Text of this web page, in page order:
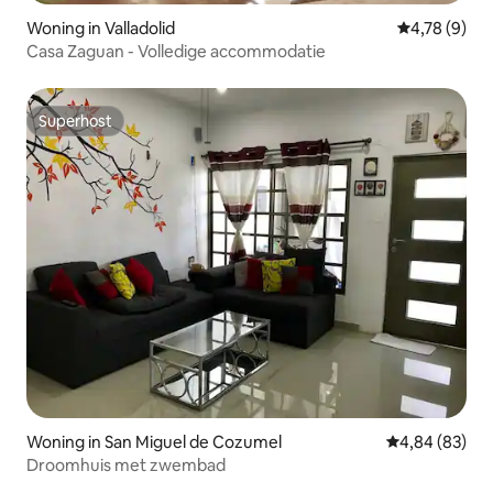
Woning in Valladolid
4,78 (9)
Casa Zaguan - Volledige accommodatie
Superhost
Superhost
Woning in San Miguel de Cozumel Gemiddelde
4,84 (83)
Droomhuis met zwembad